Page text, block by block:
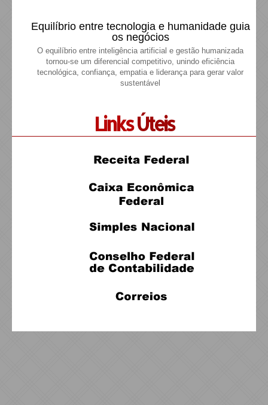
Equilíbrio entre tecnologia e humanidade guia
os negócios
O equilíbrio entre inteligência artificial e gestão humanizada
tornou-se um diferencial competitivo, unindo eficiência
tecnológica, confiança, empatia e liderança para gerar valor
sustentável
Gestão de fornecedores, dependência
Identifique dependências e otimize sua cadeia de suprimentos:
proteção estratégica contra falhas
07/08/2026
impactos para empresas
economia, inflação acima da meta e cenário de incertezas que
influencia crédito e investimentos
LinksÚteis